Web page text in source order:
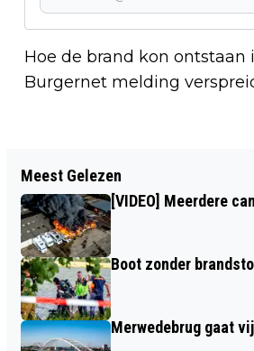
Hoe de brand kon
Burgernet melding
(FOTOSERIE) HARMONY
STAMPEN IN ERP
Meest Gelezen
[VIDEO] Meerdere
Boot zonder
Merwedebrug gaat